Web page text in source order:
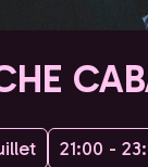
21:00 -